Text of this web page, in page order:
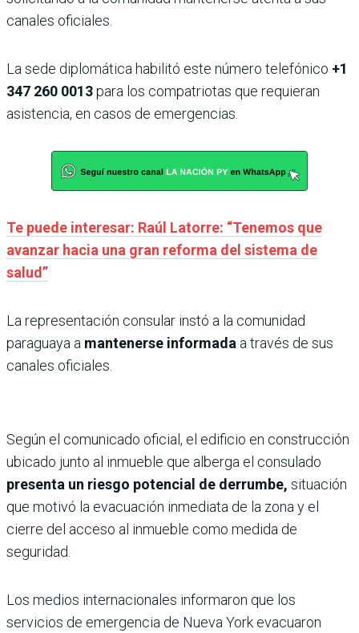
canales oficiales.
La sede diplomática habilitó este número telefónico +1
347 260 0013para los compatriotas que requieran
asistencia, en casos de emergencias.
Te puede interesar: Raúl Latorre: “Tenemos que
avanzar hacia una gran reforma del sistema de
salud”
La representación consular instó a la comunidad
paraguaya a mantenerse informada a través de sus
canales oficiales.
Según el comunicado oficial, el edificio en construcción
ubicado junto al inmueble que alberga el consulado
presenta un riesgo potencial de derrumbe, situación
que motivó la evacuación inmediata de la zona y el
cierre del acceso al inmueble como medida de
seguridad.
Los medios internacionales informaron que los
servicios de emergencia de Nueva York evacuaron